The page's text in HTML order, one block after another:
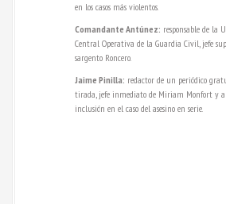
en los casos más violentos.
Comandante Antúnez: responsable de la
Central Operativa de la Guardia Civil, jefe
sargento Roncero.
Jaime Pinilla: redactor de un periódico
tirada, jefe inmediato de Miriam Monfort y
inclusión en el caso del asesino en serie.